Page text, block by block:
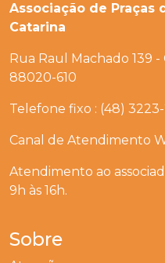
Associação de Praças
Catarina
Rua Raul Machado 139
88020-610
Telefone fixo : (48) 3223-
Canal de Atendimento
Atendimento ao
9h às 16h.
Sobre